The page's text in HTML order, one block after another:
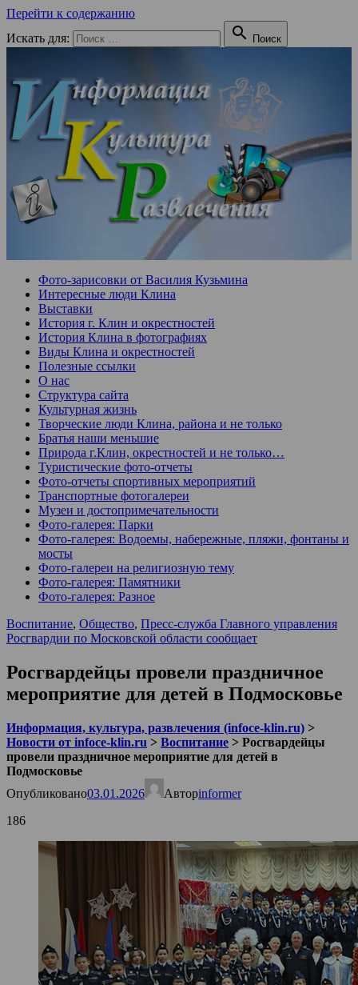
Перейти к содержанию
Искать для:
 Поиск
Фото-зарисовки от Василия Кузьмина
Интересные люди Клина
Выставки
История г. Клин и окрестностей
История Клина в фотографиях
Виды Клина и окрестностей
Полезные ссылки
О нас
Структура сайта
Культурная жизнь
Творческие люди Клина, района и не только
Братья наши меньшие
Природа г.Клин, окрестностей и не только…
Туристические фото-отчеты
Фото-отчеты спортивных мероприятий
Транспортные фотогалереи
Музеи и достопримечательности
Фото-галерея: Парки
Фото-галерея: Водоемы, набережные, пляжи, фонтаны и
мосты
Фото-галереи на религиозную тему
Фото-галерея: Памятники
Фото-галерея: Разное
Воспитание, Общество, Пресс-служба Главного управления
Росгвардии по Московской области сообщает
Росгвардейцы провели праздничное
мероприятие для детей в Подмосковье
Информация, культура, развлечения (infoce-klin.ru) >
Новости от infoce-klin.ru > Воспитание > Росгвардейцы
провели праздничное мероприятие для детей в
Подмосковье
Опубликовано03.01.2026 Авторinformer
186